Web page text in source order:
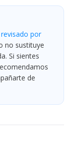
revisado por
no sustituye
Si sientes
de